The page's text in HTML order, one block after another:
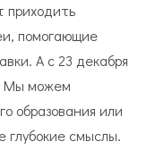
приходить
помогающие
А с 23 декабря
Мы можем
образования или
глубокие смыслы.